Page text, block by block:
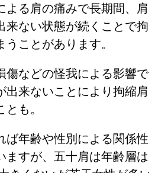
よる肩の痛みで長期間、肩
来ない状態が続くことで拘
ことがあります。
傷などの怪我による影響で
出来ないことにより拘縮肩
も。
ば年齢や性別による関係性
ますが、五十肩は年齢層は